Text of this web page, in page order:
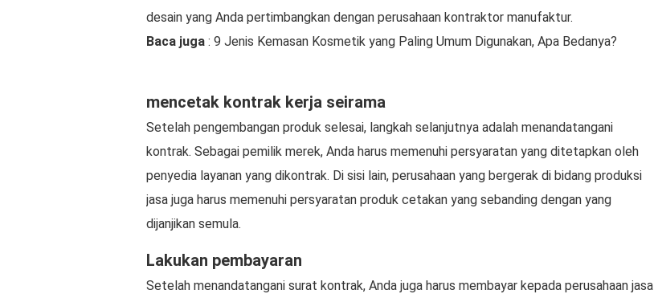
desain yang Anda pertimbangkan dengan perusahaan kontraktor manufaktur.
Baca juga : 9 Jenis Kemasan Kosmetik yang Paling Umum Digunakan, Apa Bedanya?
mencetak kontrak kerja seirama
Setelah pengembangan produk selesai, langkah selanjutnya adalah menandatangani
kontrak. Sebagai pemilik merek, Anda harus memenuhi persyaratan yang ditetapkan oleh
penyedia layanan yang dikontrak. Di sisi lain, perusahaan yang bergerak di bidang produksi
jasa juga harus memenuhi persyaratan produk cetakan yang sebanding dengan yang
dijanjikan semula.
Lakukan pembayaran
Setelah menandatangani surat kontrak, Anda juga harus membayar kepada perusahaan jasa